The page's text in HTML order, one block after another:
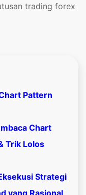
trading forex
Pattern
Chart
Trik Lolos
Strategi
yang Rasional